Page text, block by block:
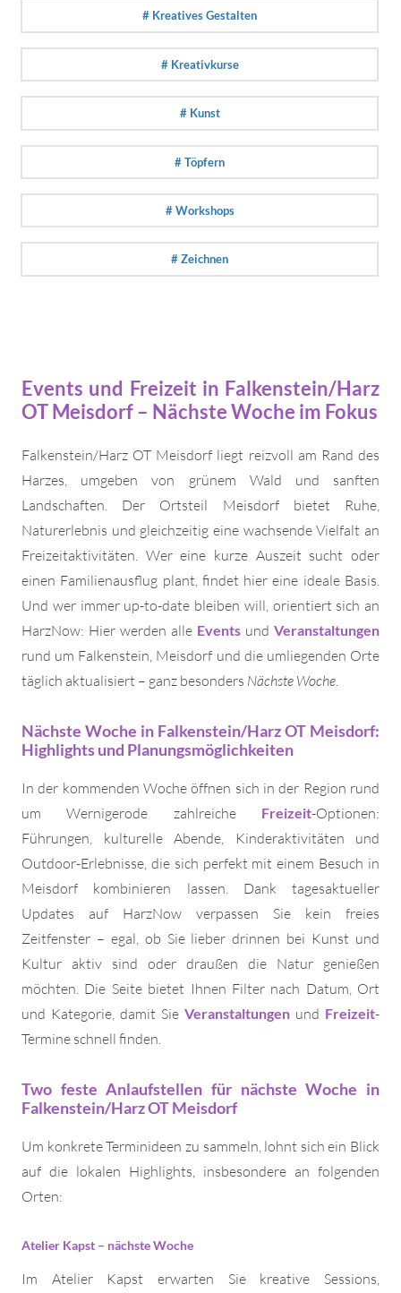
# Kreatives Gestalten
# Kreativkurse
# Kunst
# Töpfern
# Workshops
# Zeichnen
Events und Freizeit in Falkenstein/Harz
OT Meisdorf – Nächste Woche im Fokus
Falkenstein/Harz OT Meisdorf liegt reizvoll am Rand des
Harzes, umgeben von grünem Wald und sanften
Landschaften. Der Ortsteil Meisdorf bietet Ruhe,
Naturerlebnis und gleichzeitig eine wachsende Vielfalt an
Freizeitaktivitäten. Wer eine kurze Auszeit sucht oder
einen Familienausflug plant, findet hier eine ideale Basis.
Und wer immer up-to-date bleiben will, orientiert sich an
HarzNow: Hier werden alle Events und Veranstaltungen
rund um Falkenstein, Meisdorf und die umliegenden Orte
täglich aktualisiert – ganz besonders Nächste Woche.
Nächste Woche in Falkenstein/Harz OT Meisdorf:
Highlights und Planungsmöglichkeiten
In der kommenden Woche öffnen sich in der Region rund
um Wernigerode zahlreiche Freizeit-Optionen:
Führungen, kulturelle Abende, Kinderaktivitäten und
Outdoor-Erlebnisse, die sich perfekt mit einem Besuch in
Meisdorf kombinieren lassen. Dank tagesaktueller
Updates auf HarzNow verpassen Sie kein freies
Zeitfenster – egal, ob Sie lieber drinnen bei Kunst und
Kultur aktiv sind oder draußen die Natur genießen
möchten. Die Seite bietet Ihnen Filter nach Datum, Ort
und Kategorie, damit Sie Veranstaltungen und Freizeit-
Termine schnell finden.
Two feste Anlaufstellen für nächste Woche in
Falkenstein/Harz OT Meisdorf
Um konkrete Terminideen zu sammeln, lohnt sich ein Blick
auf die lokalen Highlights, insbesondere an folgenden
Orten:
Atelier Kapst – nächste Woche
Im Atelier Kapst erwarten Sie kreative Sessions,